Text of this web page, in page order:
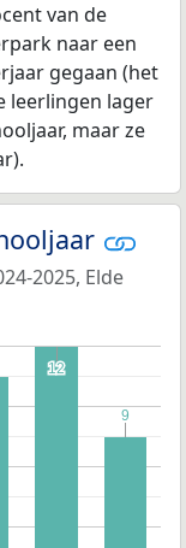
van de
naar een
gegaan (het
leerlingen lager
maar ze
2025, Elde
12
12
9
9